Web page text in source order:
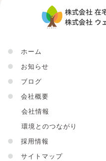
●
ホーム
●
お知らせ
●
ブログ
●
会社概要
会社情報
環境とのつながり
●
採用情報
●
サイトマップ